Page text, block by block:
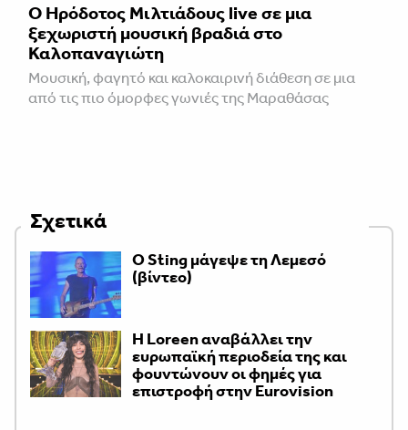
Ο Ηρόδοτος Μιλτιάδους live σε μια
ξεχωριστή μουσική βραδιά στο
Καλοπαναγιώτη
Μουσική, φαγητό και καλοκαιρινή διάθεση σε μια
από τις πιο όμορφες γωνιές της Μαραθάσας
Σχετικά
Ο Sting μάγεψε τη Λεμεσό
(βίντεο)
Η Loreen αναβάλλει την
ευρωπαϊκή περιοδεία της και
φουντώνουν οι φημές για
επιστροφή στην Eurovision